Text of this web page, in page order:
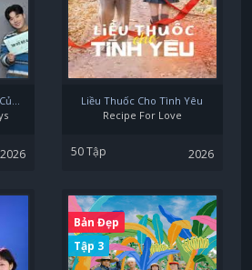
Những Ngày Hạnh Phúc Của Chúng Ta
2026
Liều Thuốc Cho Tình Yêu
Recipe For Love
50 Tập 2026
Bản Đẹp
Tập 3